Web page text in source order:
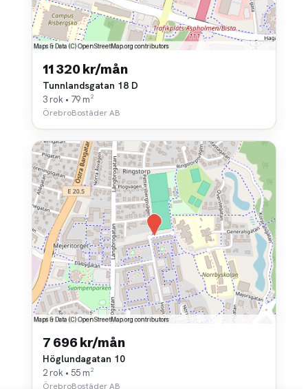
11 320 kr/mån
Tunnlandsgatan 18 D
3 rok • 79 m²
ÖrebroBostäder AB
7 696 kr/mån
Höglundagatan 10
2 rok • 55 m²
ÖrebroBostäder AB